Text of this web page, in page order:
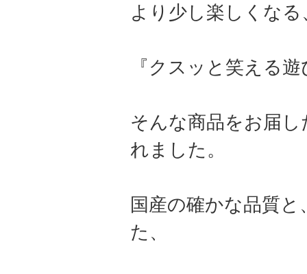
より少し楽しくなる
『クスッと笑える
そんな商品をお届
れました。
国産の確かな品質
た、